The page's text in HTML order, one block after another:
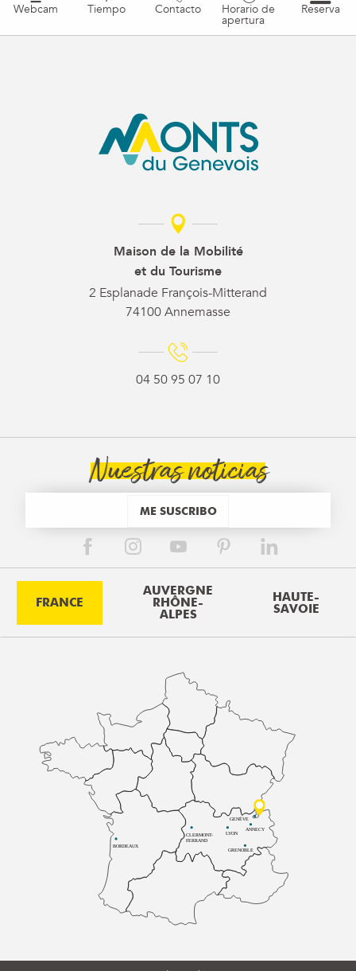
Webcam Tiempo Contacto Horario de
apertura
Reserva
Maison de la Mobilité
et du Tourisme
2 Esplanade François-Mitterand
74100 Annemasse
04 50 95 07 10
Nuestras noticias
ME SUSCRIBO
FRANCE
AUVERGNE
RHÔNE-
ALPES
HAUTE-
SAVOIE
BORDEAUX
CLERMONT-
FERRAND
LYON
ANNECY
GRENOBLE
GENÈVE